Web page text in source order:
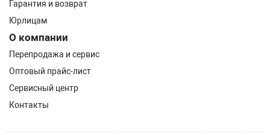
Гарантия и возврат
Юрлицам
О компании
Перепродажа и сервис
Оптовый прайс-лист
Сервисный центр
Контакты